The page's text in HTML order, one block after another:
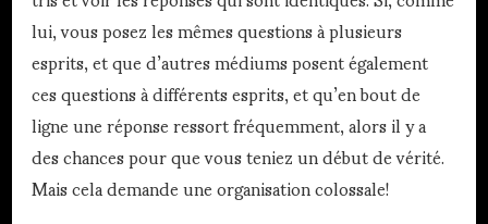
lui, vous posez les mêmes questions à plusieurs
esprits, et que d’autres médiums posent également
ces questions à différents esprits, et qu’en bout de
ligne une réponse ressort fréquemment, alors il y a
des chances pour que vous teniez un début de vérité.
Mais cela demande une organisation colossale!